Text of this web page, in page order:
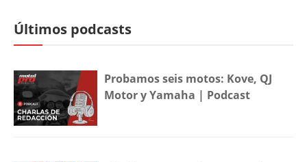
Últimos podcasts
Probamos seis motos: Kove, QJ
Motor y Yamaha | Podcast